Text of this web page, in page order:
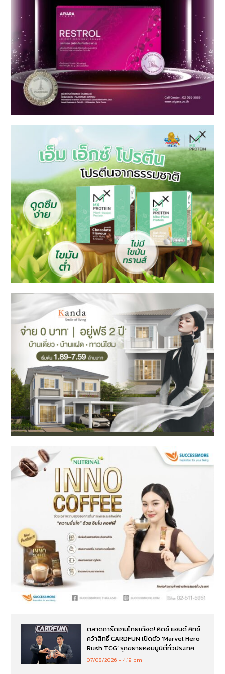
ตลาดการ์ดเกมไทยเดือด! คิดซ์ แอนด์ คิทซ์
คว้าสิทธิ์ CARDFUN เปิดตัว ‘Marvel Hero
Rush TCG’ รุกขยายคอมมูนิตี้ทั่วประเทศ
07/08/2026 4:19 pm